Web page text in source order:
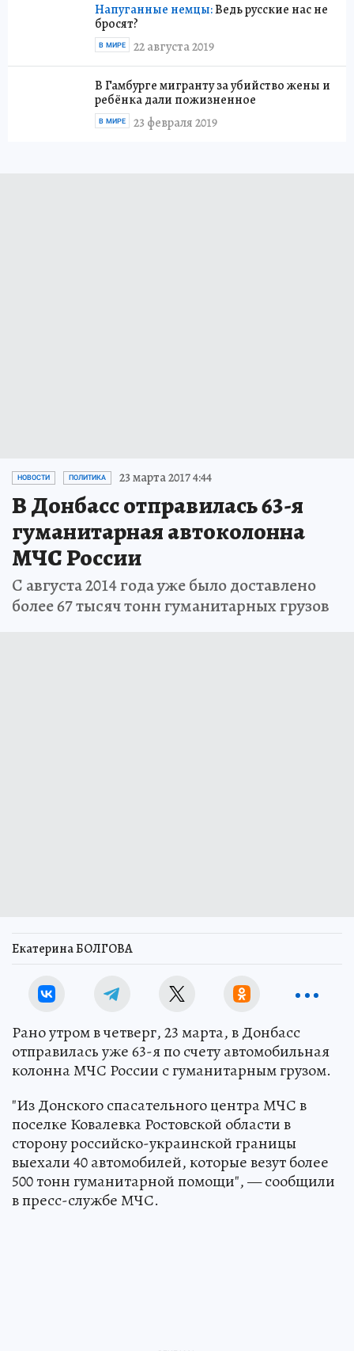
Напуганные немцы:Ведь русские нас не
бросят?
22 августа 2019
В МИРЕ
В Гамбурге мигранту за убийство жены и
ребёнка дали пожизненное
23 февраля 2019
В МИРЕ
НОВОСТИ ПОЛИТИКА 23 марта 2017 4:44
В Донбасс отправилась 63-я
гуманитарная автоколонна
МЧС России
С августа 2014 года уже было доставлено
более 67 тысяч тонн гуманитарных грузов
Екатерина БОЛГОВА
Рано утром в четверг, 23 марта, в Донбасс
отправилась уже 63-я по счету автомобильная
колонна МЧС России с гуманитарным грузом.
"Из Донского спасательного центра МЧС в
поселке Ковалевка Ростовской области в
сторону российско-украинской границы
выехали 40 автомобилей, которые везут более
500 тонн гуманитарной помощи", — сообщили
в пресс-службе МЧС.